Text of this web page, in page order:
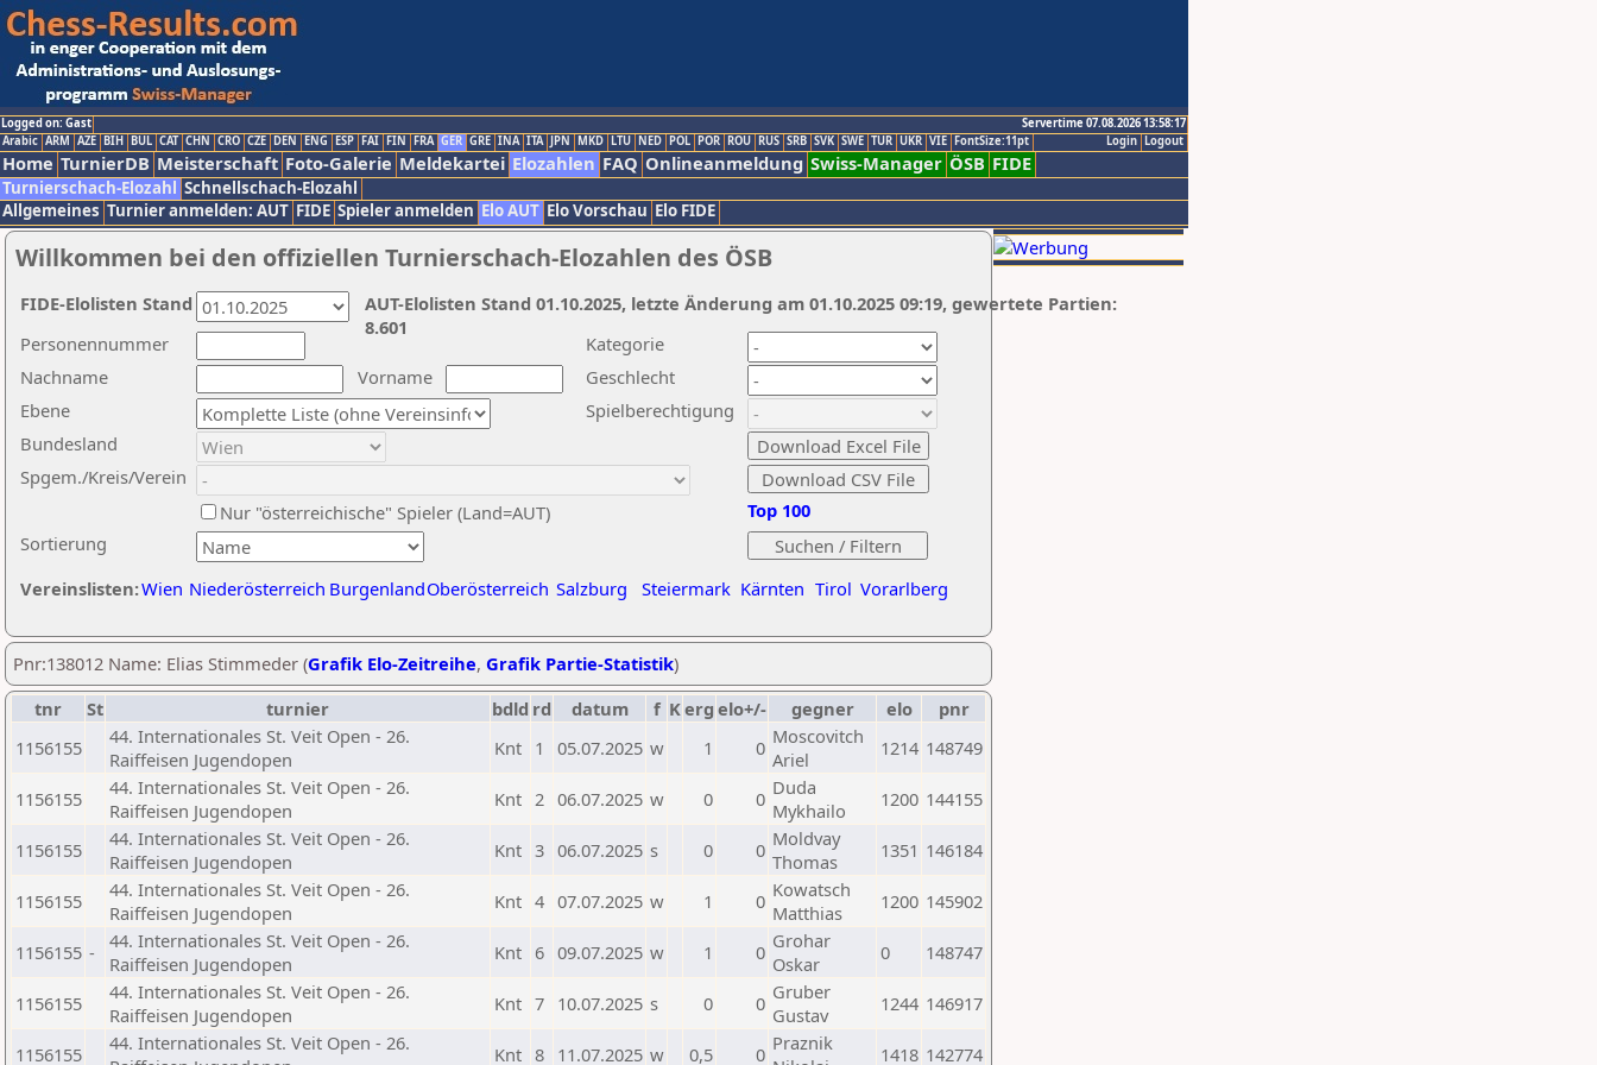
Logged on: Gast
Servertime 07.08.2026 13:58:17
Logout
Login
Arabic ARM AZE BIH BUL CAT CHN CRO CZE DEN ENG ESP FAI FIN FRA GER GRE INA ITA JPN MKD LTU NED POL POR ROU RUS SRB SVK SWE TUR UKR VIE FontSize:11pt
Home TurnierDB Meisterschaft Foto-Galerie Meldekartei Elozahlen FAQ Onlineanmeldung Swiss-Manager ÖSB FIDE
Turnierschach-Elozahl Schnellschach-Elozahl
Allgemeines Turnier anmelden: AUT FIDE Spieler anmelden Elo AUT Elo Vorschau Elo FIDE
Willkommen bei den offiziellen Turnierschach-Elozahlen des ÖSB
Nachname
Vorname
Ebene
Kategorie
Sortierung
Personennummer
Bundesland
Spgem./Kreis/Verein
Geschlecht
Nur "österreichische" Spieler (Land=AUT)
Spielberechtigung
Vereinslisten:Wien Niederösterreich BurgenlandOberösterreich Salzburg Steiermark Kärnten Tirol Vorarlberg
Top 100
AUT-Elolisten Stand 01.10.2025, letzte Änderung am 01.10.2025 09:19, gewertete Partien:
8.601
FIDE-Elolisten Stand
Pnr:138012 Name: Elias Stimmeder (Grafik Elo-Zeitreihe, Grafik Partie-Statistik)
tnr
St turnier bdld rd datum f Kerg elo+/- gegner elo
pnr
1156155
44. Internationales St. Veit Open - 26.
Raiffeisen Jugendopen
Knt 1 05.07.2025 w 1 0 Moscovitch
Ariel
1214 148749
1156155
44. Internationales St. Veit Open - 26.
Raiffeisen Jugendopen
Knt 2 06.07.2025 w 0 0 Duda
Mykhailo
1200 144155
1156155
44. Internationales St. Veit Open - 26.
Raiffeisen Jugendopen
Knt 3 06.07.2025 s 0 0 Moldvay
Thomas
1351 146184
1156155
44. Internationales St. Veit Open - 26.
Raiffeisen Jugendopen
Knt 4 07.07.2025 w 1 0 Kowatsch
Matthias
1200 145902
1156155 -
44. Internationales St. Veit Open - 26.
Raiffeisen Jugendopen
Knt 6 09.07.2025 w 1 0 Grohar
Oskar
0 148747
1156155
44. Internationales St. Veit Open - 26.
Raiffeisen Jugendopen
Knt 7 10.07.2025 s 0 0 Gruber
Gustav
1244 146917
1156155
44. Internationales St. Veit Open - 26.
Knt 8 11.07.2025 w 0,5 0 Praznik
1418 142774